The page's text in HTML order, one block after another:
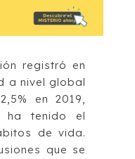
registró en
a nivel global
en 2019,
ha tenido el
de vida.
que se